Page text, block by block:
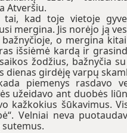
Atveršiu.
kad toje vietoje
mergina. Jis norėjo ją
o mergina
išsiėmė kardą ir
žodžius, bažnyčia
dienas girdėję varpų
piemenys rasdavo
užeidavo ant duobės
kažkokius šūkavimus.
Velniai neva